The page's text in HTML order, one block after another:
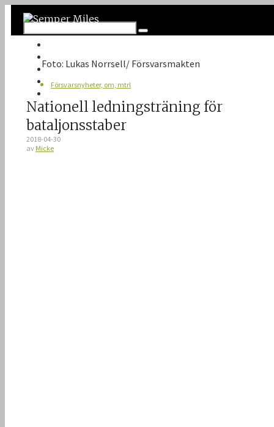
Instagram
VK
Foto: Lukas Norrsell/ Försvarsmakten
Försvarsnyheter, om, mtrl
Nationell ledningsträning för
bataljonsstaber
2018-04-30
av Micke